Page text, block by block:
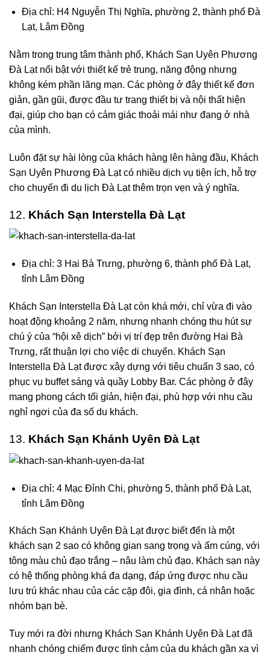
Địa chỉ: H4 Nguyễn Thị Nghĩa, phường 2, thành phố Đà
Lạt, Lâm Đồng
Nằm trong trung tâm thành phố, Khách Sạn Uyên Phương
Đà Lạtnổi bật với thiết kế trẻ trung, năng động nhưng
không kém phần lãng mạn. Các phòng ở đây thiết kế đơn
giản, gần gũi, được đầu tư trang thiết bị và nội thất hiện
đại, giúp cho bạn có cảm giác thoải mái như đang ở nhà
của mình.
Luôn đặt sự hài lòng của khách hàng lên hàng đầu, Khách
Sạn Uyên Phương Đà Lạt có nhiều dịch vụ tiện ích, hỗ trợ
cho chuyến đi du lịch Đà Lạt thêm trọn vẹn và ý nghĩa.
12. Khách Sạn Interstella Đà Lạt
Địa chỉ: 3 Hai Bà Trưng, phường 6, thành phố Đà Lạt,
tỉnh Lâm Đồng
Khách Sạn Interstella Đà Lạt còn khá mới, chỉ vừa đi vào
hoạt động khoảng 2 năm, nhưng nhanh chóng thu hút sự
chú ý của “hội xê dịch” bởi vị trí đẹp trên đường Hai Bà
Trưng, rất thuận lợi cho việc di chuyển. Khách Sạn
Interstella Đà Lạt được xây dựng với tiêu chuẩn 3 sao, có
phục vụ buffet sáng và quầy Lobby Bar. Các phòng ở đây
mang phong cách tối giản, hiện đại, phù hợp với nhu cầu
nghỉ ngơi của đa số du khách.
13. Khách Sạn Khánh Uyên Đà Lạt
Địa chỉ: 4 Mạc Đỉnh Chi, phường 5, thành phố Đà Lạt,
tỉnh Lâm Đồng
Khách Sạn Khánh Uyên Đà Lạt được biết đến là một
khách sạn 2 sao có không gian sang trọng và ấm cúng, với
tông màu chủ đạo trắng – nâu làm chủ đạo. Khách sạn này
có hệ thống phòng khá đa dạng, đáp ứng được nhu cầu
lưu trú khác nhau của các cặp đôi, gia đình, cá nhân hoặc
nhóm bạn bè.
Tuy mới ra đời nhưng Khách Sạn Khánh Uyên Đà Lạt đã
nhanh chóng chiếm được tình cảm của du khách gần xa vì